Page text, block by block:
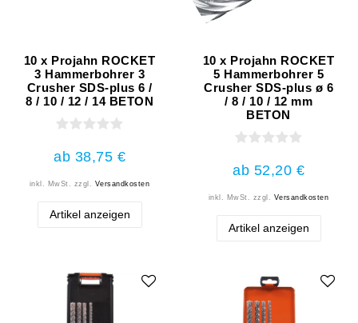
10 x Projahn ROCKET
3 Hammerbohrer 3
Crusher SDS-plus 6 /
8 / 10 / 12 / 14 BETON
ab 38,75 €
inkl. MwSt. zzgl. Versandkosten
Artikel anzeigen
10 x Projahn ROCKET
5 Hammerbohrer 5
Crusher SDS-plus ø 6
/ 8 / 10 / 12 mm
BETON
ab 52,20 €
inkl. MwSt. zzgl. Versandkosten
Artikel anzeigen